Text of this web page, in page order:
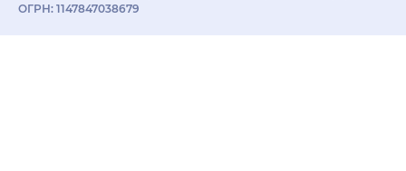
ОГРН: 1147847038679